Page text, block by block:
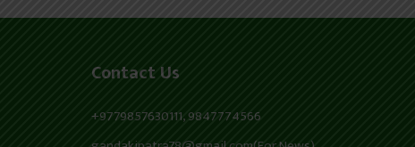
Contact Us
+9779857630111, 9847774566